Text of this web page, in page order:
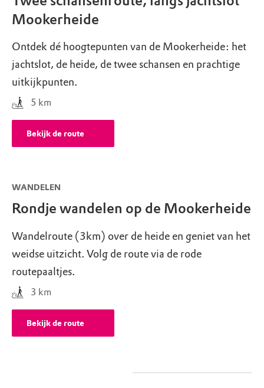
Mookerheide
Ontdek dé hoogtepunten van de Mookerheide: het
jachtslot, de heide, de twee schansen en prachtige
uitkijkpunten.
5 km
Bekijk de route
WANDELEN
Rondje wandelen op de Mookerheide
Wandelroute (3km) over de heide en geniet van het
weidse uitzicht. Volg de route via de rode
routepaaltjes.
3 km
Bekijk de route